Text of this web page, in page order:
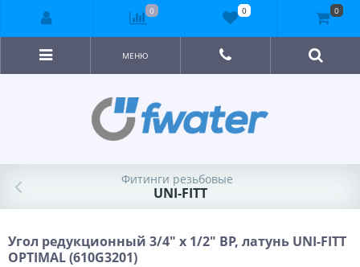
МЕНЮ
Фитинги резьбовые
UNI-FITT
Угол редукционный 3/4" x 1/2" ВР, латунь UNI-FITT
OPTIMAL (610G3201)
0 0 0